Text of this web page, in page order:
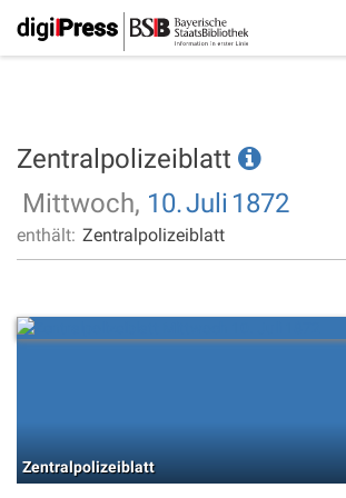
Zentralpolizeiblatt
Mittwoch, 10.Juli 1872
enthält: Zentralpolizeiblatt
Zentralpolizeiblatt